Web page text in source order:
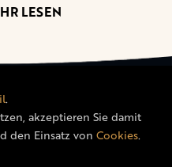
LESEN
.
akzeptieren Sie damit
den Einsatz von Cookies.